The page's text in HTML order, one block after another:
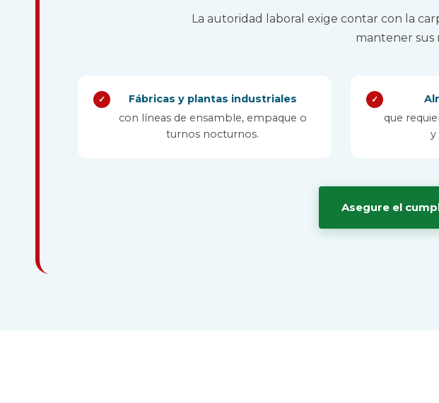
La autoridad laboral exige contar con la
mantener sus
✓
Fábricas y plantas industriales
con líneas de ensamble, empaque o
turnos nocturnos.
✓
que
y
Asegure el